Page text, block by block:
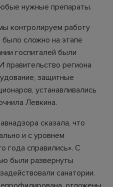
нужные препараты.
контролируем работу
сложно на этапе
госпиталей были
региона
защитные
устанавливались
Левкина.
сказала, что
и с уровнем
года справились». С
были развернуты
санатории.